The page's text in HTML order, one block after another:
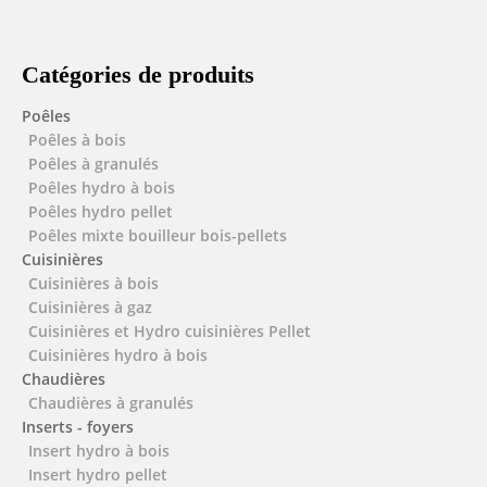
Catégories de produits
Poêles
Poêles à bois
Poêles à granulés
Poêles hydro à bois
Poêles hydro pellet
Poêles mixte bouilleur bois-pellets
Cuisinières
Cuisinières à bois
Cuisinières à gaz
Cuisinières et Hydro cuisinières Pellet
Cuisinières hydro à bois
Chaudières
Chaudières à granulés
Inserts - foyers
Insert hydro à bois
Insert hydro pellet